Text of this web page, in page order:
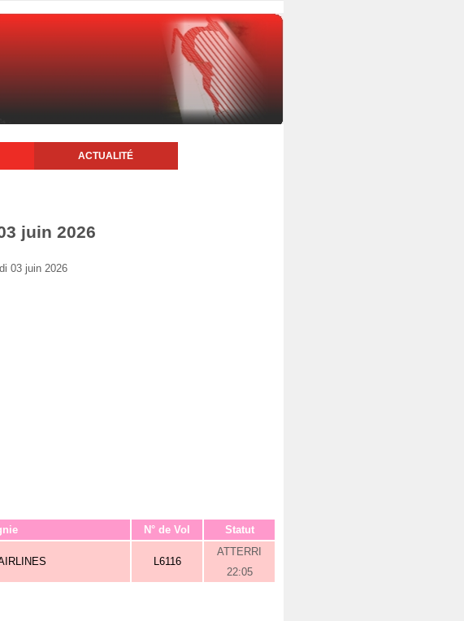
ACTUALITÉ
juin 2026
03 juin 2026
N° de Vol Statut
L6116
ATTERRI
22:05